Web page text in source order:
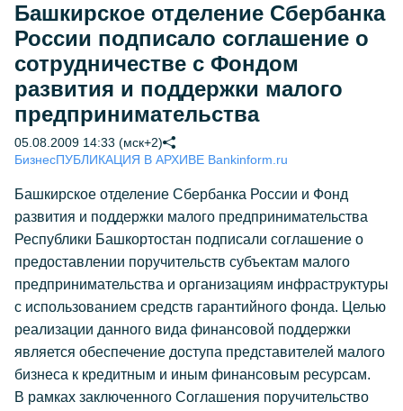
Башкирское отделение Сбербанка
России подписало соглашение о
сотрудничестве с Фондом
развития и поддержки малого
предпринимательства
05.08.2009 14:33 (мск+2)
БизнесПУБЛИКАЦИЯ В АРХИВЕ Bankinform.ru
Башкирское отделение Сбербанка России и Фонд
развития и поддержки малого предпринимательства
Республики Башкортостан подписали соглашение о
предоставлении поручительств субъектам малого
предпринимательства и организациям инфраструктуры
с использованием средств гарантийного фонда. Целью
реализации данного вида финансовой поддержки
является обеспечение доступа представителей малого
бизнеса к кредитным и иным финансовым ресурсам.
В рамках заключенного Соглашения поручительство